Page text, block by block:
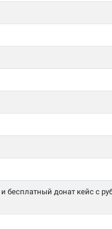
бесплатный донат кейс с